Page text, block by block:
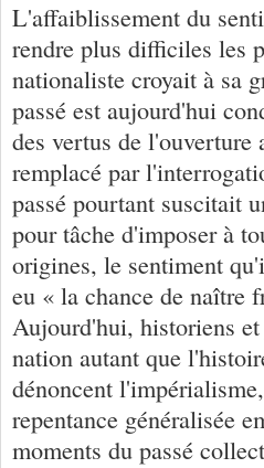
L'affaiblissement du
rendre plus difficiles les
nationaliste croyait à sa
passé est aujourd'hui
des vertus de
remplacé par
passé pourtant suscitait
pour tâche d'imposer à
origines, le sentiment
eu « la chance de naître
Aujourd'hui, historiens
nation autant que
dénoncent
repentance généralisée
moments du passé